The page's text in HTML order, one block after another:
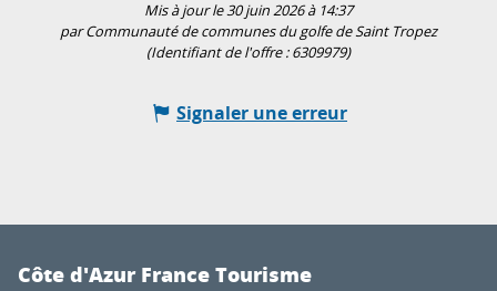
Mis à jour le 30 juin 2026 à 14:37
par Communauté de communes du golfe de Saint Tropez
(Identifiant de l'offre :6309979)
Signaler une erreur
Côte d'Azur France Tourisme